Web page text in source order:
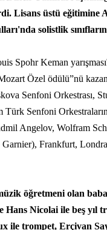
Lisans üstü eğitimine
solistlik
Spohr Keman
Özel ödülü”nü
Senfoni Orkestrası,
Senfoni
Angelov, Wolfram
Frankfurt,
öğretmeni olan
Nicolai ile beş yıl
ile trompet, Erçivan